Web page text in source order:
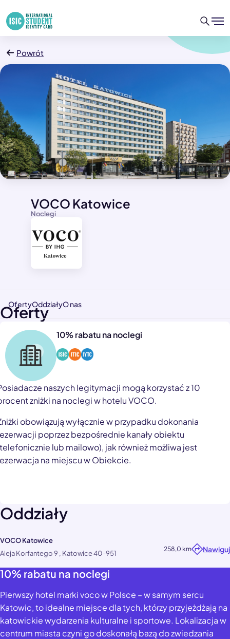
Powrót
Noclegi
VOCO Katowice
OfertyOddziałyO nas
Oferty
10% rabatu na noclegi
naszych legitymacji mogą korzystać z 10
zniżki na noclegi w hotelu VOCO.
obowiązują wyłącznie w przypadku dokonania
poprzez bezpośrednie kanały obiektu
lub mailowo), jak również możliwa jest
na miejscu w Obiekcie.
Oddziały
VOCO Katowice
Aleja Korfantego 9 , Katowice 40-951
258,0 km Nawiguj
10% rabatu na noclegi
Pierwszy hotel marki voco w Polsce – w samym sercu
Katowic, to idealne miejsce dla tych, którzy przyjeżdżają na
katowickie wydarzenia kulturalne i sportowe. Lokalizacja w
centrum miasta czyni go doskonałą bazą do zwiedzania